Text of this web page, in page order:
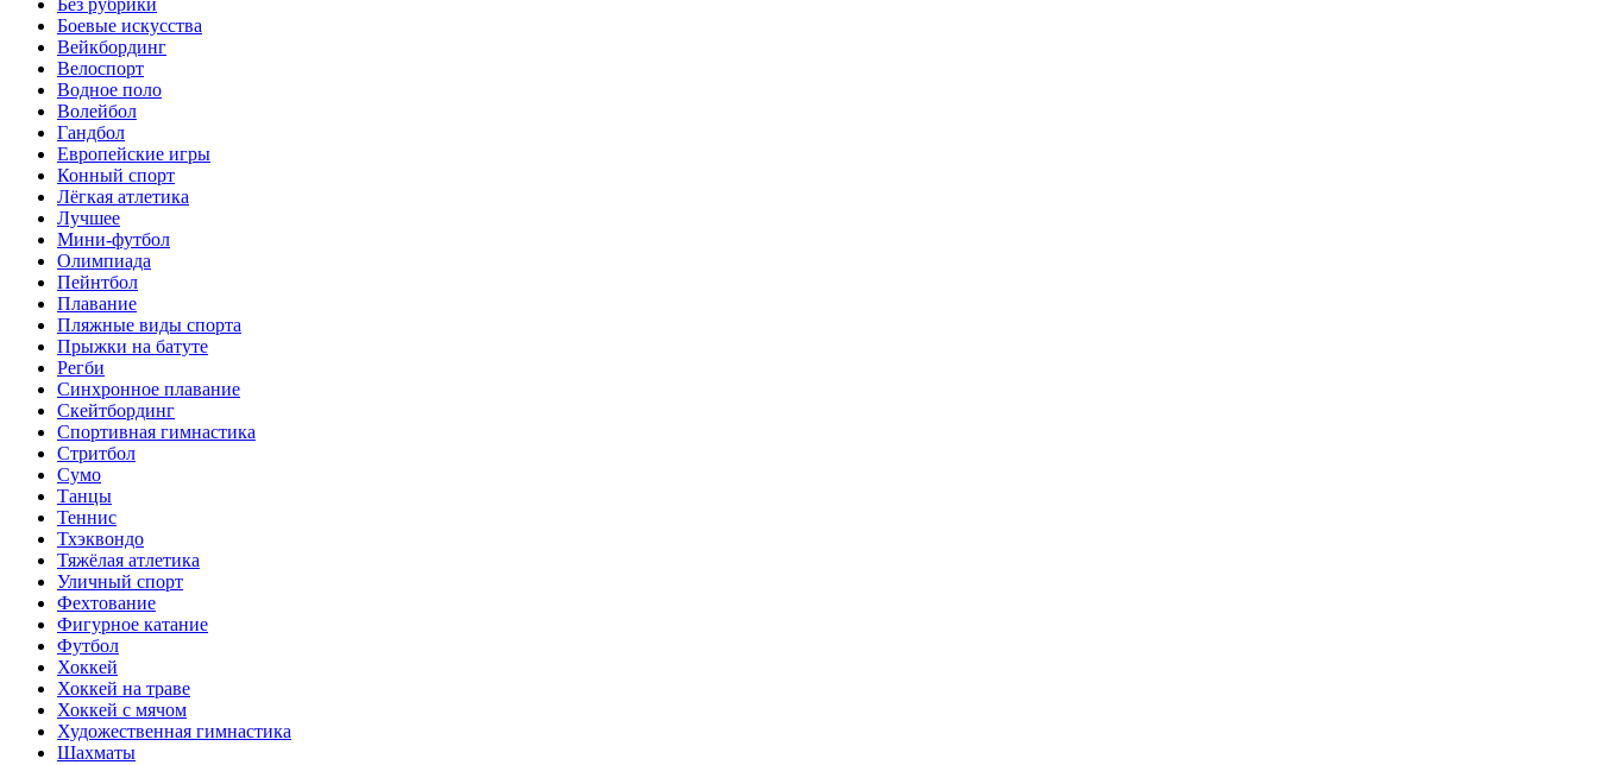
Без рубрики
Боевые искусства
Вейкбординг
Велоспорт
Водное поло
Волейбол
Гандбол
Европейские игры
Конный спорт
Лёгкая атлетика
Лучшее
Мини-футбол
Олимпиада
Пейнтбол
Плавание
Пляжные виды спорта
Прыжки на батуте
Регби
Синхронное плавание
Скейтбординг
Спортивная гимнастика
Стритбол
Сумо
Танцы
Теннис
Тхэквондо
Тяжёлая атлетика
Уличный спорт
Фехтование
Фигурное катание
Футбол
Хоккей
Хоккей на траве
Хоккей с мячом
Художественная гимнастика
Шахматы